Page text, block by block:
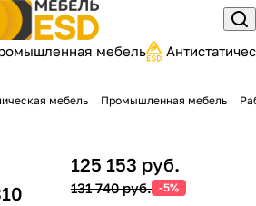
мебель
мебель Промышленная мебель
125 153 руб.
131 740 руб. -5%